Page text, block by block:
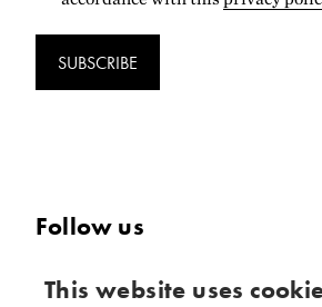
SUBSCRIBE
Follow us
Facebook
This website uses